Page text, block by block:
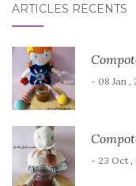
ARTICLES RÉCENTS
- 08 Jan ,
- 23 Oct ,